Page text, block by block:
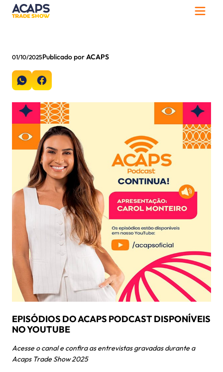
01/10/2025Publicado porACAPS
EPISÓDIOS DO ACAPS PODCAST DISPONÍVEIS
NO YOUTUBE
Acesse o canal e confira as entrevistas gravadas durante a
Acaps Trade Show 2025